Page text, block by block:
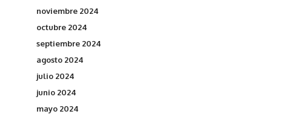
noviembre 2024
octubre 2024
septiembre 2024
agosto 2024
julio 2024
junio 2024
mayo 2024